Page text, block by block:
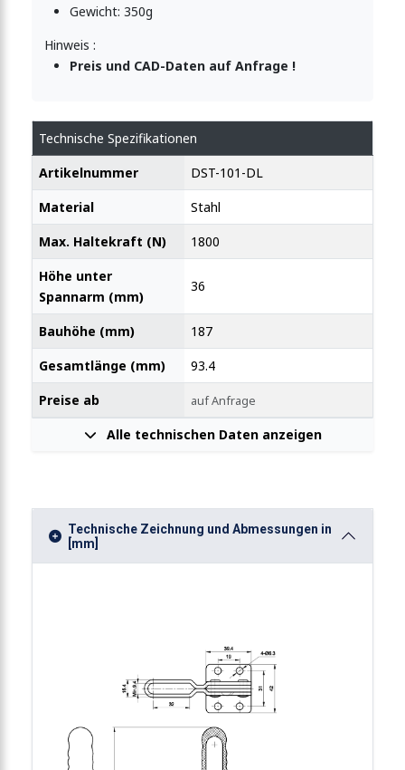
Vertikalspanner 2270N
Vertikalspanner 2270N
Vertikalspanner 2270N
Vertikalspanner 2270N
Vertikalspanner 2270N
Vertikalspanner 2270N
Vertikalspanner 2270N
Gewicht: 350g
Hinweis :
Preis und CAD-Daten auf Anfrage !
Technische Spezifikationen
Artikelnummer
DST-101-DL
Material
Stahl
Max. Haltekraft (N)
1800
Höhe unter
Spannarm (mm)
36
Bauhöhe (mm)
187
Gesamtlänge (mm)
93.4
Preise ab
auf Anfrage
Alle technischen Daten anzeigen
Technische Zeichnung und Abmessungen in
[mm]